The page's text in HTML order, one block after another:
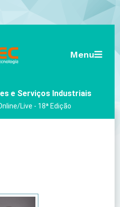
Menu
e Serviços Industriais
Live - 18ª Edição